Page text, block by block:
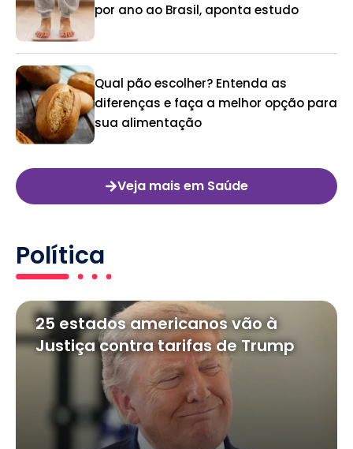
por ano ao Brasil, aponta estudo
Qual pão escolher? Entenda as
diferenças e faça a melhor opção para
sua alimentação
Veja mais em Saúde
Política
25 estados americanos vão à
Justiça contra tarifas de Trump